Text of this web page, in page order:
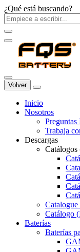
¿Qué está buscando?
Volver
Inicio
Nosotros
Preguntas
Trabaja
Descargas
Catálogos
Catálogo
Baterías
Baterías